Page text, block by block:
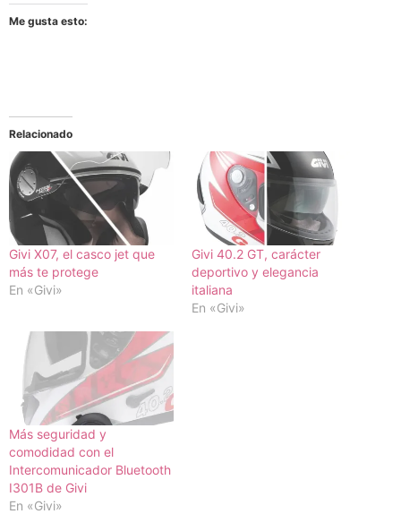
Me gusta esto:
Relacionado
Givi X07, el casco jet que
más te protege
En «Givi»
Givi 40.2 GT, carácter
deportivo y elegancia
italiana
En «Givi»
Más seguridad y
comodidad con el
Intercomunicador Bluetooth
I301B de Givi
En «Givi»